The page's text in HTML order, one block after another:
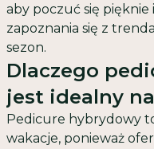
aby poczuć się pięknie
zapoznania się z
sezon.
Dlaczego
jest idealny
Pedicure hybrydowy
wakacje, ponieważ